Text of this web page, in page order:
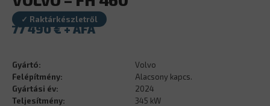
✓ Raktárkészletről
77 490€
Gyártó:
Volvo
Felépítmény:
Alacsony kapcs.
Gyártási év:
2024
Teljesítmény:
345 kW